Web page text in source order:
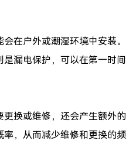
会在户外或潮湿环境中安装
漏电保护，可以在第一时
更换或维修，还会产生额外
，从而减少维修和更换的